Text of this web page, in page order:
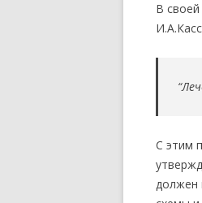
В
С этим
должен